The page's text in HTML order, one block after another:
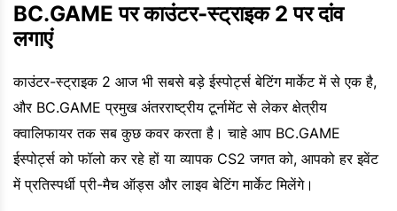
BC.GAME पर काउंटर-स्ट्राइक 2 पर दांव
लगाएं
काउंटर-स्ट्राइक 2 आज भी सबसे बड़े ईस्पोर्ट्स बेटिंग मार्केट में से एक है,
और BC.GAME प्रमुख अंतरराष्ट्रीय टूर्नामेंट से लेकर क्षेत्रीय
क्वालिफायर तक सब कुछ कवर करता है। चाहे आप BC.GAME
ईस्पोर्ट्स को फॉलो कर रहे हों या व्यापक CS2 जगत को, आपको हर इवेंट
में प्रतिस्पर्धी प्री-मैच ऑड्स और लाइव बेटिंग मार्केट मिलेंगे।